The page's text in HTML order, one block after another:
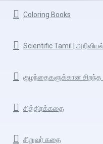
Coloring Books
Scientific Tamil |
குழந்தைகளுக்கான
சித்திரக்கதை
சிறுவர் கதை